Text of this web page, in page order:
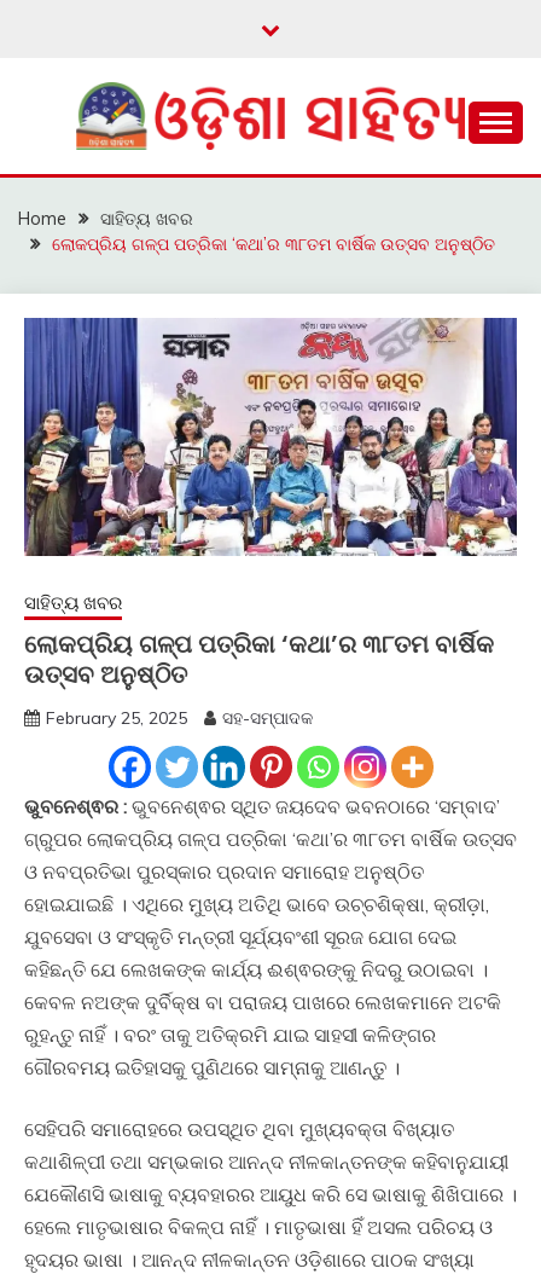
ଓଡ଼ିଶା ସାହିତ୍ୟ
Home
ସାହିତ୍ୟ ଖବର
ଲୋକପ୍ରିୟ ଗଳ୍ପ ପତ୍ରିକା ‘କଥା’ର ୩୮ତମ ବାର୍ଷିକ ଉତ୍ସବ ଅନୁଷ୍ଠିତ
ସାହିତ୍ୟ ଖବର
ଲୋକପ୍ରିୟ ଗଳ୍ପ ପତ୍ରିକା ‘କଥା’ର ୩୮ତମ ବାର୍ଷିକ
ଉତ୍ସବ ଅନୁଷ୍ଠିତ
February 25, 2025 ସହ-ସମ୍ପାଦକ
ଭୁବନେଶ୍ଵର : ଭୁବନେଶ୍ଵର ସ୍ଥିତ ଜୟଦେବ ଭବନଠାରେ ‘ସମ୍ବାଦ’
ଗ୍ରୁପର ଲୋକପ୍ରିୟ ଗଳ୍ପ ପତ୍ରିକା ‘କଥା’ର ୩୮ତମ ବାର୍ଷିକ ଉତ୍ସବ
ଓ ନବପ୍ରତିଭା ପୁରସ୍କାର ପ୍ରଦାନ ସମାରୋହ ଅନୁଷ୍ଠିତ
ହୋଇଯାଇଛି । ଏଥିରେ ମୁଖ୍ୟ ଅତିଥି ଭାବେ ଉଚ୍ଚଶିକ୍ଷା, କ୍ରୀଡ଼ା,
ଯୁବସେବା ଓ ସଂସ୍କୃତି ମନ୍ତ୍ରୀ ସୂର୍ଯ୍ୟବଂଶୀ ସୂରଜ ଯୋଗ ଦେଇ
କହିଛନ୍ତି ଯେ ଲେଖକଙ୍କ କାର୍ଯ୍ୟ ଈଶ୍ଵରଙ୍କୁ ନିଦରୁ ଉଠାଇବା ।
କେବଳ ନଅଙ୍କ ଦୁର୍ବିକ୍ଷ ବା ପରାଜୟ ପାଖରେ ଲେଖକମାନେ ଅଟକି
ରୁହନ୍ତୁ ନାହିଁ । ବରଂ ତାକୁ ଅତିକ୍ରମି ଯାଇ ସାହସୀ କଳିଙ୍ଗର
ଗୌରବମୟ ଇତିହାସକୁ ପୁଣିଥରେ ସାମ୍ନାକୁ ଆଣନ୍ତୁ ।
ସେହିପରି ସମାରୋହରେ ଉପସ୍ଥିତ ଥିବା ମୁଖ୍ୟବକ୍ତା ବିଖ୍ୟାତ
କଥାଶିଳ୍ପୀ ତଥା ସମ୍ଭକାର ଆନନ୍ଦ ନୀଳକାନ୍ତନଙ୍କ କହିବାନୁଯାୟୀ
ଯେକୌଣସି ଭାଷାକୁ ବ୍ୟବହାରର ଆୟୁଧ କରି ସେ ଭାଷାକୁ ଶିଖିପାରେ ।
ହେଲେ ମାତୃଭାଷାର ବିକଳ୍ପ ନାହିଁ । ମାତୃଭାଷା ହିଁ ଅସଲ ପରିଚୟ ଓ
ହୃଦୟର ଭାଷା । ଆନନ୍ଦ ନୀଳକାନ୍ତନ ଓଡ଼ିଶାରେ ପାଠକ ସଂଖ୍ୟା